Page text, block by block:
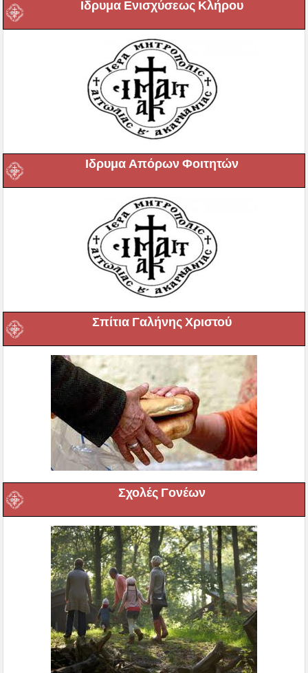
Ιδρυμα Ενισχύσεως Κλήρου
Ιδρυμα Απόρων Φοιτητών
Σπίτια Γαλήνης Χριστού
Σχολές Γονέων